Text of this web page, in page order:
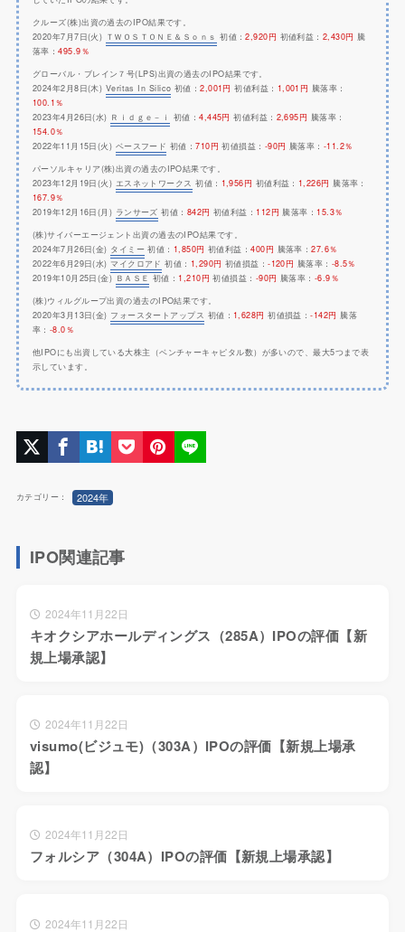
クルーズ(株)出資の過去のIPO結果です。
2020年7月7日(火) ＴＷＯＳＴＯＮＥ＆Ｓｏｎｓ 初値：2,920円 初値利益： 2,430円 騰
落率：495.9％
グローバル・ブレイン７号(LPS)出資の過去のIPO結果です。
2024年2月8日(木) Veritas In Silico 初値：2,001円 初値利益： 1,001円 騰落率：
100.1％
2023年4月26日(水) Ｒｉｄｇｅ－ｉ 初値：4,445円 初値利益： 2,695円 騰落率：
154.0％
2022年11月15日(火) ベースフード 初値：710円 初値損益： -90円 騰落率： -11.2％
パーソルキャリア(株)出資の過去のIPO結果です。
2023年12月19日(火) エスネットワークス 初値： 1,956円 初値利益： 1,226円 騰落率：
167.9％
2019年12月16日(月) ランサーズ 初値： 842円 初値利益： 112円 騰落率： 15.3％
(株)サイバーエージェント出資の過去のIPO結果です。
2024年7月26日(金) タイミー 初値： 1,850円 初値利益：400円 騰落率：27.6％
2022年6月29日(水) マイクロアド 初値： 1,290円 初値損益：-120円 騰落率： -8.5％
2019年10月25日(金) ＢＡＳＥ 初値： 1,210円 初値損益： -90円 騰落率： -6.9％
(株)ウィルグループ出資の過去のIPO結果です。
2020年3月13日(金) フォースタートアップス 初値： 1,628円 初値損益：-142円 騰落
率： -8.0％
他IPOにも出資している大株主（ベンチャーキャピタル数）が多いので、最大5つまで表
示しています。
カテゴリー： 2024年
IPO関連記事
2024年11月22日
キオクシアホールディングス（285A）IPOの評価【新
規上場承認】
2024年11月22日
visumo(ビジュモ)（303A）IPOの評価【新規上場承
認】
2024年11月22日
フォルシア（304A）IPOの評価【新規上場承認】
2024年11月22日